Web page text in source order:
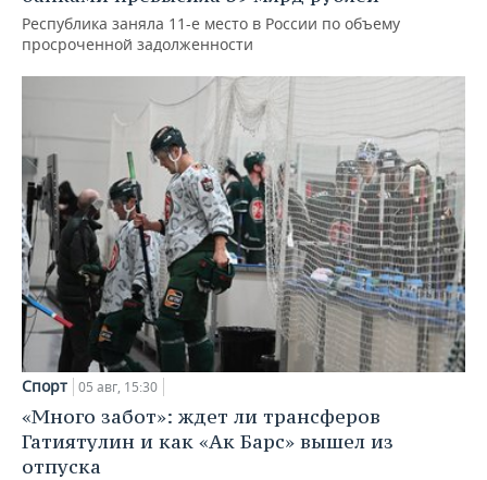
Республика заняла 11-е место в России по объему
просроченной задолженности
Спорт 05 авг, 15:30
«Много забот»: ждет ли трансферов
Гатиятулин и как «Ак Барс» вышел из
отпуска